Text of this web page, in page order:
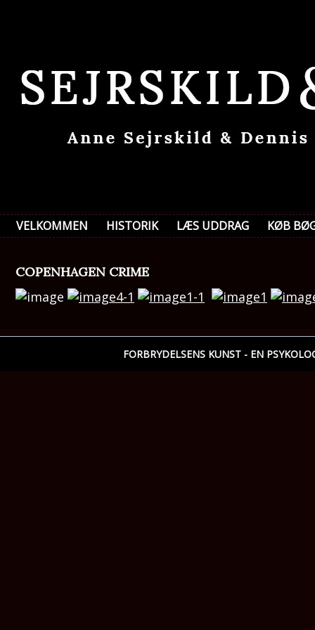
VELKOMMEN HISTORIK LÆS UDDRAG KØB
COPENHAGEN CRIME
FORBRYDELSENS KUNST - EN